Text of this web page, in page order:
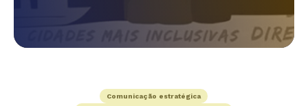
Comunicação estratégica